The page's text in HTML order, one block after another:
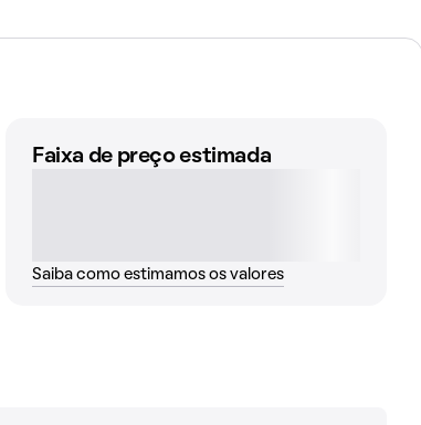
Faixa de preço estimada
Saiba como estimamos os valores